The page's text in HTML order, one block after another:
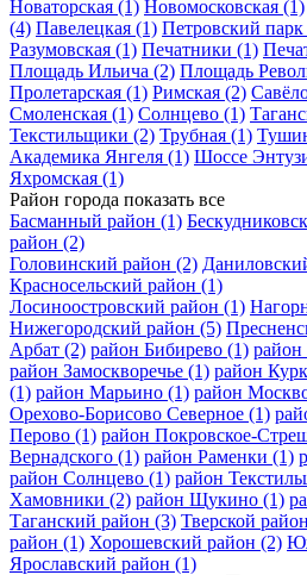
Новаторская (1) Новомосковская (1)
(4) Павелецкая (1) Петровский парк
Разумовская (1) Печатники (1)
Площадь Ильича (2) Площадь
Пролетарская (1) Римская (2)
Смоленская (1) Солнцево (1)
Текстильщики (2) Трубная (1)
Академика Янгеля (1) Шоссе
Яхромская (1)
Район города показать все
Басманный район (1)
район (2)
Головинский район (2)
Красносельский район (1)
Лосиноостровский район (1)
Нижегородский район (5)
Арбат (2) район Бибирево (1) район
район Замоскворечье (1) район
(1) район Марьино (1) район
Орехово-Борисово Северное (1)
Перово (1) район Покровское-
Вернадского (1) район Раменки (1)
район Солнцево (1) район
Хамовники (2) район Щукино (1)
Таганский район (3) Тверской район
район (1) Хорошевский район (2)
Ярославский район (1)